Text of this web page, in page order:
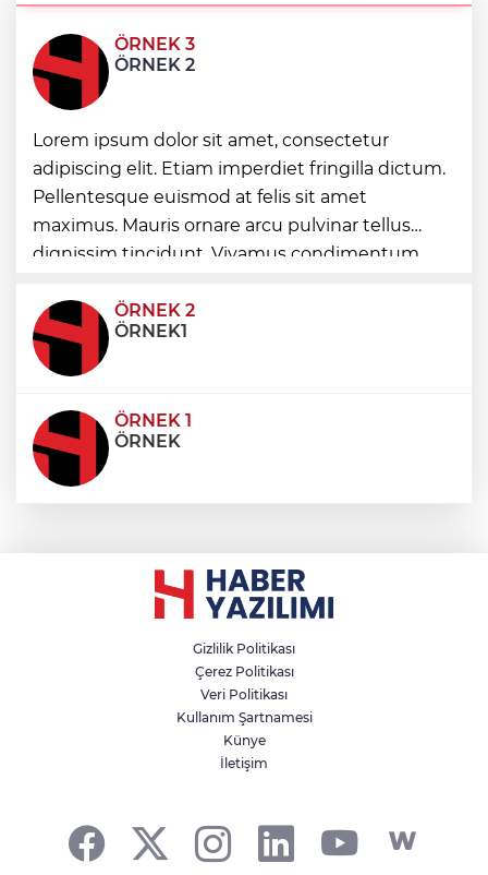
İpsala OSB'nin gelişimi için kritik ziyaret
Bursa Büyükşehir Harmancık’ta da yolları
yeniliyor
Ağrı'da toplu sünnet şöleni
ÖRNEK 3
ÖRNEK 2
Lorem ipsum dolor sit amet, consectetur
adipiscing elit. Etiam imperdiet fringilla dictum.
Pellentesque euismod at felis sit amet
maximus. Mauris ornare arcu pulvinar tellus
dignissim tincidunt. Vivamus condimentum
condimentum eros et, faucibus sapien. Praese
ÖRNEK 2
ÖRNEK1
ÖRNEK 1
ÖRNEK
Gizlilik Politikası
Çerez Politikası
Veri Politikası
Kullanım Şartnamesi
Künye
İletişim